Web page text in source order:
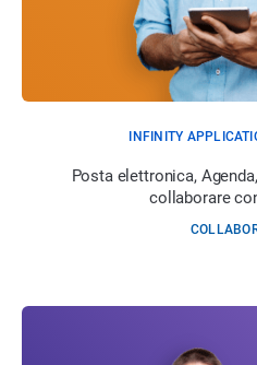
INFINITY
Posta elettronica,
collaborare